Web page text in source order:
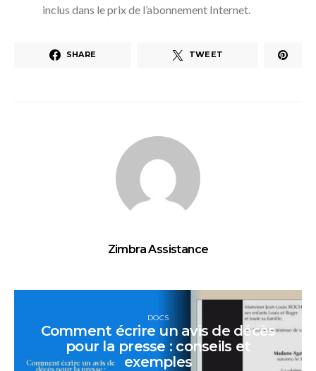
inclus dans le prix de l’abonnement Internet.
SHARE TWEET
Zimbra Assistance
DOCS
Comment écrire un avis de décès
pour la presse : conseils et
exemples